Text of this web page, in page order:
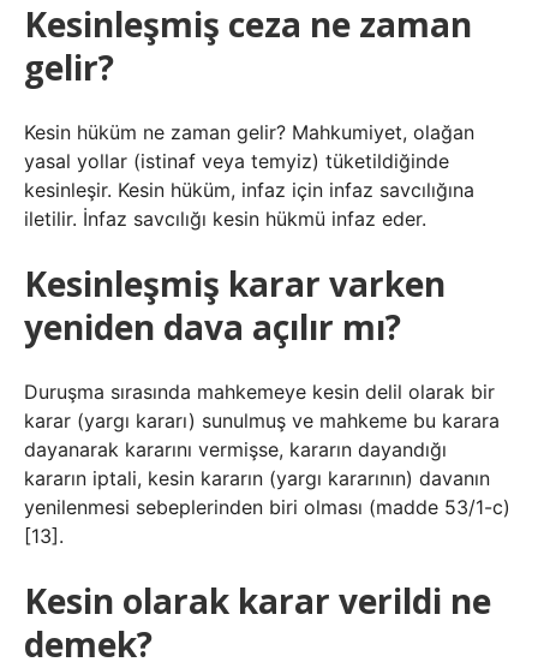
Kesinleşmiş ceza ne zaman
gelir?
Kesin hüküm ne zaman gelir? Mahkumiyet, olağan
yasal yollar (istinaf veya temyiz) tüketildiğinde
kesinleşir. Kesin hüküm, infaz için infaz savcılığına
iletilir. İnfaz savcılığı kesin hükmü infaz eder.
Kesinleşmiş karar varken
yeniden dava açılır mı?
Duruşma sırasında mahkemeye kesin delil olarak bir
karar (yargı kararı) sunulmuş ve mahkeme bu karara
dayanarak kararını vermişse, kararın dayandığı
kararın iptali, kesin kararın (yargı kararının) davanın
yenilenmesi sebeplerinden biri olması (madde 53/1-c)
[13].
Kesin olarak karar verildi ne
demek?